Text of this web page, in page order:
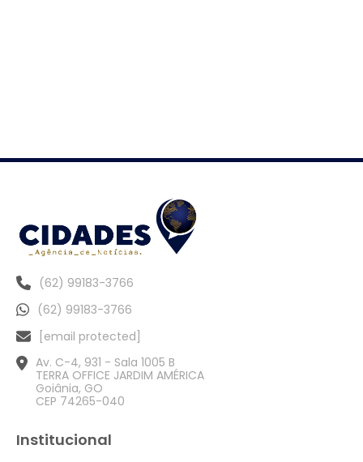
(62) 99183-3766
(62) 99183-3766
[email protected]
Av. C-4, 931 - Sala 1005 B
TERRA OFFICE JARDIM AMÉRICA
Goiânia, GO
CEP 74265-040
Institucional